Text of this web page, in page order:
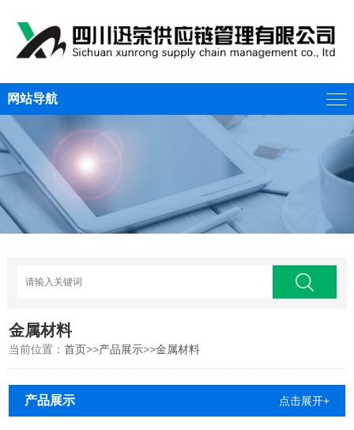
网站导航
金属材料
当前位置：首页>>产品展示>>金属材料
产品展示 点击展开+